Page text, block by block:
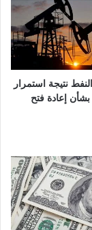
نتيجة استمرار
إعادة فتح